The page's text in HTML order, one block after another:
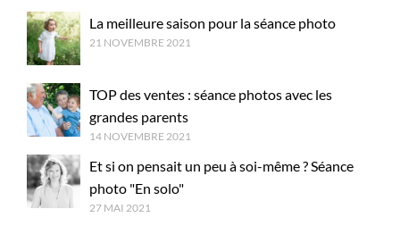
La meilleure saison pour la séance photo
21 NOVEMBRE 2021
TOP des ventes : séance photos avec les
grandes parents
14 NOVEMBRE 2021
Et si on pensait un peu à soi-même ? Séance
photo "En solo"
27 MAI 2021